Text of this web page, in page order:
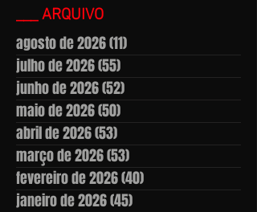
___ ARQUIVO
agosto de 2026(11)
julho de 2026(55)
junho de 2026(52)
maio de 2026(50)
abril de 2026(53)
março de 2026(53)
fevereiro de 2026(40)
janeiro de 2026(45)